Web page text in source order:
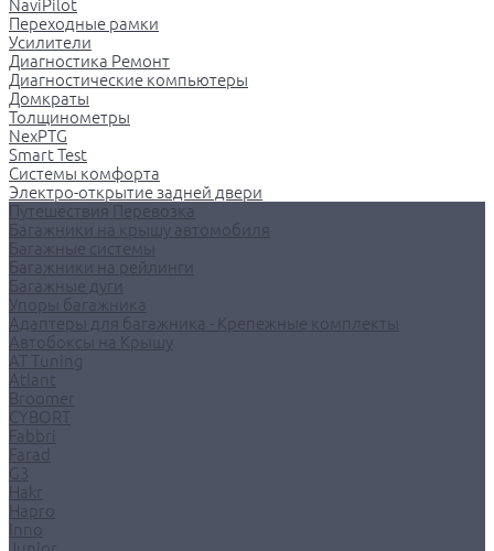
NaviPilot
Переходные рамки
Усилители
Диагностика Ремонт
Диагностические компьютеры
Домкраты
Толщинометры
NexPTG
Smart Test
Системы комфорта
Электро-открытие задней двери
Путешествия Перевозка
Багажники на крышу автомобиля
Багажные системы
Багажники на рейлинги
Багажные дуги
Упоры багажника
Адаптеры для багажника - Крепежные комплекты
Автобоксы на Крышу
AT Tuning
Atlant
Broomer
CYBORT
Fabbri
Farad
G3
Hakr
Hapro
Inno